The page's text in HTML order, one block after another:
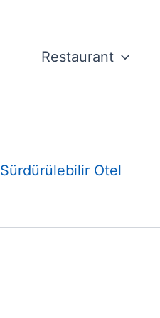
Restaurant
Sürdürülebilir Otel